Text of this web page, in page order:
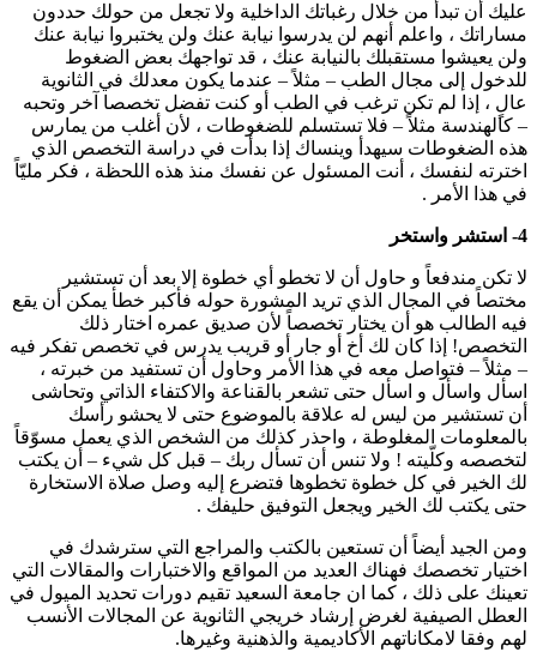
عليك أن تبدأ من خلال رغباتك الداخلية ولا تجعل من حولك حددون
مساراتك ، واعلم أنهم لن يدرسوا نيابة عنك ولن يختبروا نيابة عنك
ولن يعيشوا مستقبلك بالنيابة عنك ، قد تواجهك بعض الضغوط
للدخول إلى مجال الطب – مثلاً – عندما يكون معدلك في الثانوية
عالٍ ، إذا لم تكن ترغب في الطب أو كنت تفضل تخصصا آخر وتحبه
– كالهندسة مثلاً – فلا تستسلم للضغوطات ، لأن أغلب من يمارس
هذه الضغوطات سيهدأ وينساك إذا بدأت في دراسة التخصص الذي
اخترته لنفسك ، أنت المسئول عن نفسك منذ هذه اللحظة ، فكر مليّاً
في هذا الأمر .
4- استشر واستخر
لا تكن مندفعاً و حاول أن لا تخطو أي خطوة إلا بعد أن تستشير
مختصاً في المجال الذي تريد المشورة حوله فأكبر خطأ يمكن أن يقع
فيه الطالب هو أن يختار تخصصاً لأن صديق عمره اختار ذلك
التخصص! إذا كان لك أخ أو جار أو قريب يدرس في تخصص تفكر فيه
– مثلاً – فتواصل معه في هذا الأمر وحاول أن تستفيد من خبرته ،
اسأل واسأل و اسأل حتى تشعر بالقناعة والاكتفاء الذاتي وتحاشى
أن تستشير من ليس له علاقة بالموضوع حتى لا يحشو رأسك
بالمعلومات المغلوطة ، واحذر كذلك من الشخص الذي يعمل مسوّقاً
لتخصصه وكلّيته ! ولا تنس أن تسأل ربك – قبل كل شيء – أن يكتب
لك الخير في كل خطوة تخطوها فتضرع إليه وصل صلاة الاستخارة
حتى يكتب لك الخير ويجعل التوفيق حليفك .
ومن الجيد أيضاً أن تستعين بالكتب والمراجع التي سترشدك في
اختيار تخصصك فهناك العديد من المواقع والاختبارات والمقالات التي
تعينك على ذلك ، كما ان جامعة السعيد تقيم دورات تحديد الميول في
العطل الصيفية لغرض إرشاد خريجي الثانوية عن المجالات الأنسب
لهم وفقا لامكاناتهم الأكاديمية والذهنية وغيرها.